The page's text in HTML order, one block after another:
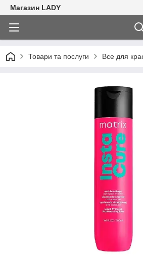
Магазин LADY
Товари та послуги Все для